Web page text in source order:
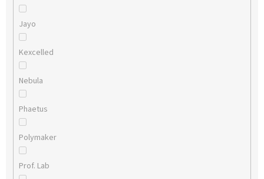
Jayo
Kexcelled
Nebula
Phaetus
Polymaker
Prof. Lab